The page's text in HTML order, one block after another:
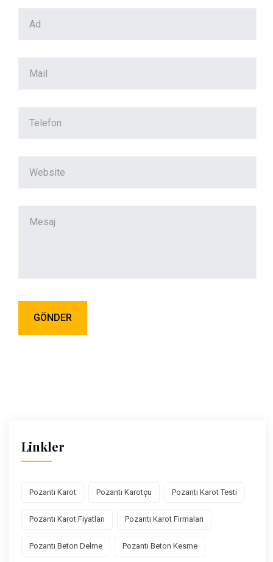
Linkler
Pozantı Karot Pozantı Karotçu Pozantı Karot Testi
Pozantı Karot Fiyatları Pozantı Karot Firmaları
Pozantı Beton Delme Pozantı Beton Kesme